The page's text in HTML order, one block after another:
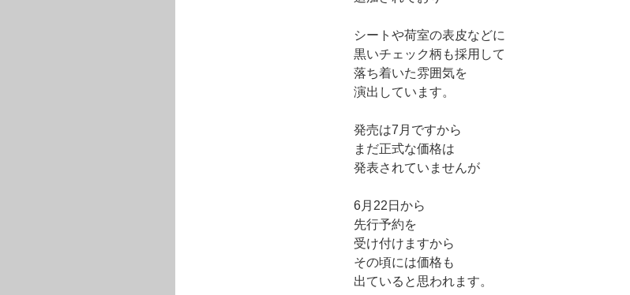
シートや荷室の表皮などに
黒いチェック柄も採用して
落ち着いた雰囲気を
演出しています。
発売は7月ですから
まだ正式な価格は
発表されていませんが
6月22日から
先行予約を
受け付けますから
その頃には価格も
出ていると思われます。